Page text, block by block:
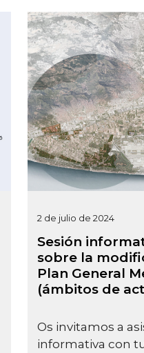
2 de julio de 2024
Sesión
sobre la
Plan General
(ámbitos de
Os invitamos a
informativa con